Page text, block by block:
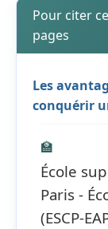
Pour citer
pages
Les
conquérir
🏫
École
Paris -
(ESCP-